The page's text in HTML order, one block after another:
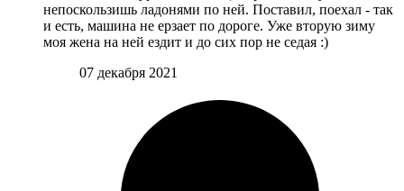
непоскользишь ладонями по ней. Поставил, поехал - так
и есть, машина не ерзает по дороге. Уже вторую зиму
моя жена на ней ездит и до сих пор не седая :)
07 декабря 2021